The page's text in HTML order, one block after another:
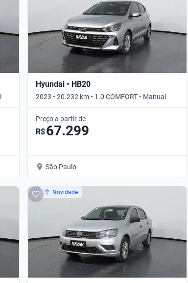
Hyundai • HB20
2023 • 20.232 km • 1.0 COMFORT • Manual
Preço a partir de
R$67.299
São Paulo
Novidade